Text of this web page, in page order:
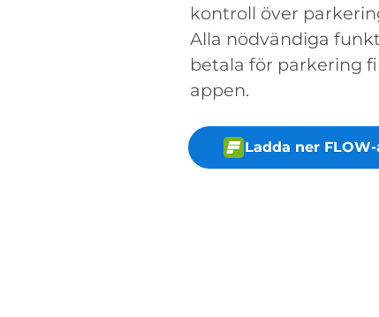
kontroll över
Alla nödvändiga
betala för parkering
appen.
Ladda ner